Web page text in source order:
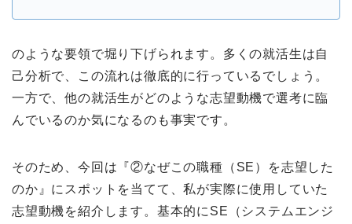
のような要領で堀り下げられます。多くの就活生は自
己分析で、この流れは徹底的に行っているでしょう。
一方で、他の就活生がどのような志望動機で選考に臨
んでいるのか気になるのも事実です。
そのため、今回は『②なぜこの職種（SE）を志望した
のか』にスポットを当てて、私が実際に使用していた
志望動機を紹介します。基本的にSE（システムエンジ